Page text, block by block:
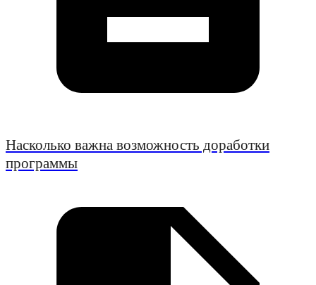
Насколько важна возможность доработки
программы